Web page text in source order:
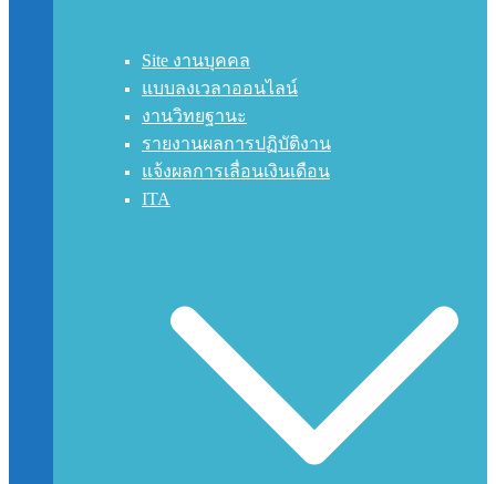
Site งานบุคคล
แบบลงเวลาออนไลน์
งานวิทยฐานะ
รายงานผลการปฏิบัติงาน
แจ้งผลการเลื่อนเงินเดือน
ITA